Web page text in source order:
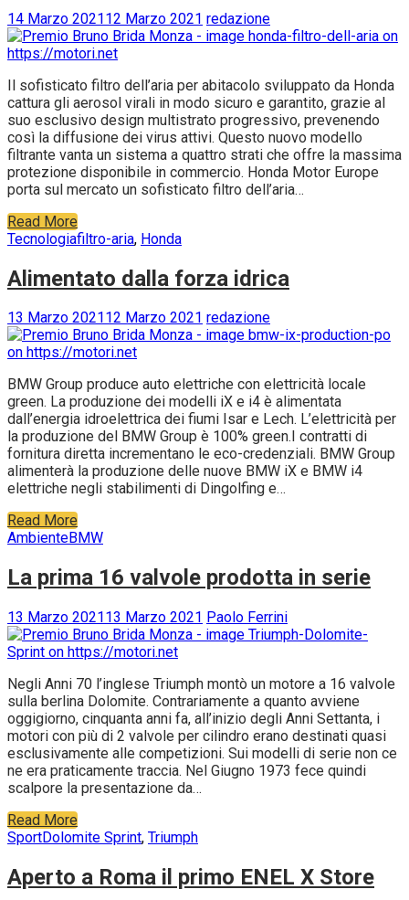
14 Marzo 202112 Marzo 2021 redazione
Il sofisticato filtro dell’aria per abitacolo sviluppato da Honda
cattura gli aerosol virali in modo sicuro e garantito, grazie al
suo esclusivo design multistrato progressivo, prevenendo
così la diffusione dei virus attivi. Questo nuovo modello
filtrante vanta un sistema a quattro strati che offre la massima
protezione disponibile in commercio. Honda Motor Europe
porta sul mercato un sofisticato filtro dell’aria…
Read More
Tecnologiafiltro-aria, Honda
Alimentato dalla forza idrica
13 Marzo 2021 12 Marzo 2021 redazione
BMW Group produce auto elettriche con elettricità locale
green. La produzione dei modelli iX e i4 è alimentata
dall’energia idroelettrica dei fiumi Isar e Lech. L’elettricità per
la produzione del BMW Group è 100% green.I contratti di
fornitura diretta incrementano le eco-credenziali. BMW Group
alimenterà la produzione delle nuove BMW iX e BMW i4
elettriche negli stabilimenti di Dingolfing e…
Read More
AmbienteBMW
La prima 16 valvole prodotta in serie
13 Marzo 2021 13 Marzo 2021 Paolo Ferrini
Negli Anni 70 l’inglese Triumph montò un motore a 16 valvole
sulla berlina Dolomite. Contrariamente a quanto avviene
oggigiorno, cinquanta anni fa, all’inizio degli Anni Settanta, i
motori con più di 2 valvole per cilindro erano destinati quasi
esclusivamente alle competizioni. Sui modelli di serie non ce
ne era praticamente traccia. Nel Giugno 1973 fece quindi
scalpore la presentazione da…
Read More
SportDolomite Sprint, Triumph
Aperto a Roma il primo ENEL X Store